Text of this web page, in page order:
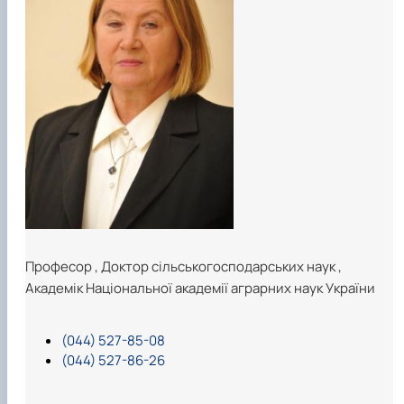
(044) 527-85-08
(044) 527-86-26
Професор,Доктор сільськогосподарських наук,
Академік Національної академії аграрних наук України